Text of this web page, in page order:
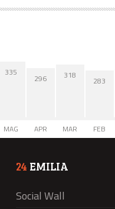
335
MAG
296
APR
318
MAR
283
FEB
24 EMILIA
Social Wall